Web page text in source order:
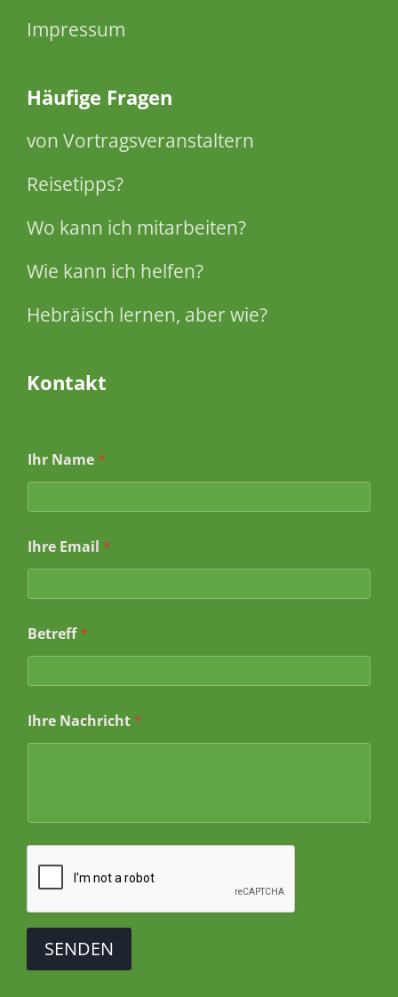
Impressum
Häufige Fragen
von Vortragsveranstaltern
Reisetipps?
Wo kann ich mitarbeiten?
Wie kann ich helfen?
Hebräisch lernen, aber wie?
Kontakt
*
I
r
Ihr Name *
Ihre Email *
Betreff*
Ihre Nachricht *
SENDEN